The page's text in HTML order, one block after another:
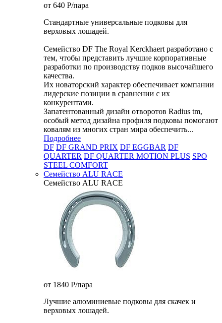
от 640 P/пара
Стандартные универсальные подковы для
верховых лошадей.
Семейство DF The Royal Kerckhaert разработано с
тем, чтобы представить лучшие корпоративные
разработки по производству подков высочайшего
качества.
Их новаторский характер обеспечивает компании
лидерские позиции в сравнении с их
конкурентами.
Запатентованный дизайн отворотов Radius tm,
особый метод дизайна профиля подковы помогают
ковалям из многих стран мира обеспечить...
Подробнее
DF DF GRAND PRIX DF EGGBAR DF
QUARTER DF QUARTER MOTION PLUS SPO
STEEL COMFORT
Семейство ALU RACE
Семейство ALU RACE
от 1840 P/пара
Лучшие алюминиевые подковы для скачек и
верховых лошадей.